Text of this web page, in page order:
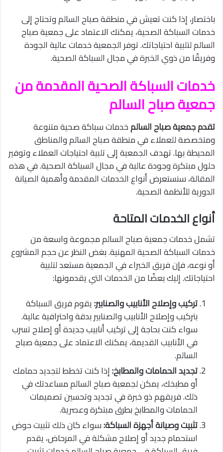
باختصار، إذا كنت تعيش في منطقة صباح السالم وتحتاج إلى
خدمات السباكة الصحية، يمكنك الاعتماد على جمعية صباح
السالم لتلبية احتياجاتك. توفر الجمعية خدمات عالية الجودة
وفريقًا من ذوي الخبرة في مجال السباكة الصحية.
خدمات السباكة الصحية المقدمة من
جمعية صباح السالم
تقدم جمعية صباح السالمخدمات سباكة صحية متنوعة
ومتخصصة للعملاء في منطقة صباح السالم والمناطق
المحيطة بها. تهدف الجمعية إلى تلبية احتياجات العملاء وتوفير
حلول مبتكرة وجودة عالية في مجال السباكة الصحية. في هذه
المقالة، سنستعرض أنواع الخدمات المقدمة وأهمية الصيانة
الدورية للأنظمة الصحية.
أنواع الخدمات المتاحة
تشمل خدمات جمعية صباح السالم مجموعة واسعة من
خدمات السباكة الصحية المهنية. بغض النظر عن حجم المشروع
أو نوعه، فإن فريق الخبراء في الجمعية مستعد لتلبية
احتياجاتك. إليك بعضًا من الخدمات التي يقدمونها:
تركيب وإصلاح الأنابيب والصنابير:يقوم فريق السباكة
بتركيب وإصلاح الأنابيب والصنابير بدقة واحترافية عالية.
سواء كنت بحاجة إلى تركيب أنابيب جديدة أو إصلاح تسرب
في الأنابيب القديمة، يمكنك الاعتماد على جمعية صباح
السالم.
تجديد الحمامات والمطابخ:إذا كنت تخطط لتجديد حمامك
أو مطبخك، يمكن لجمعية صباح السالم مساعدتك في
ذلك. فريقهم ذو خبرة في تجديد وتحسين تصميمات
الحمامات والمطابخ بطرق مبتكرة وعصرية.
تثبيت وصيانة أجهزة السباكة:سواء كان ذلك تثبيت حوض
استحمام جديد أو إصلاح مشكلة في المرحاض، يقدم